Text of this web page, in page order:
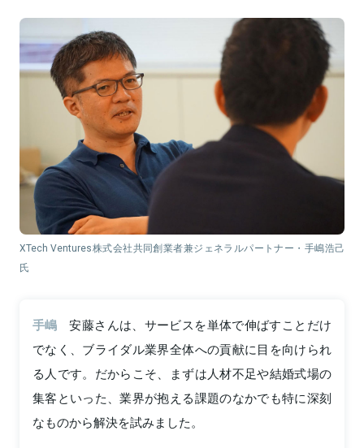
XTech Ventures株式会社共同創業者兼ジェネラルパートナー・手嶋浩己
氏
手嶋
安藤さんは、サービスを単体で伸ばすことだけ
でなく、ブライダル業界全体への貢献に目を向けられ
る人です。だからこそ、まずは人材不足や結婚式場の
集客といった、業界が抱える課題のなかでも特に深刻
なものから解決を試みました。